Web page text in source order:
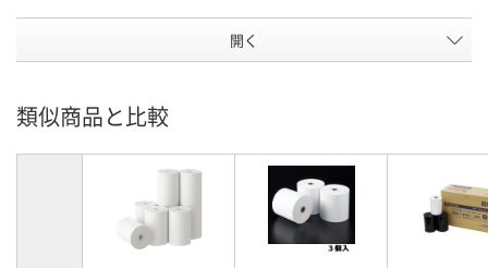
開く
類似商品と比較